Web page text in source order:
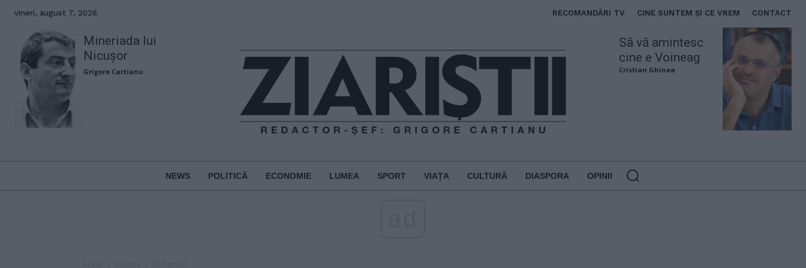
vineri, august 7, 2026 RECOMANDĂRI TV CINE SUNTEM ȘI CE VREM CONTACT
Mineriada lui
Nicușor
Grigore Cartianu
Să vă amintesc
cine e Voineag
Cristian Ghinea
NEWS POLITICĂ ECONOMIE LUMEA SPORT VIAȚA CULTURĂ DIASPORA OPINII